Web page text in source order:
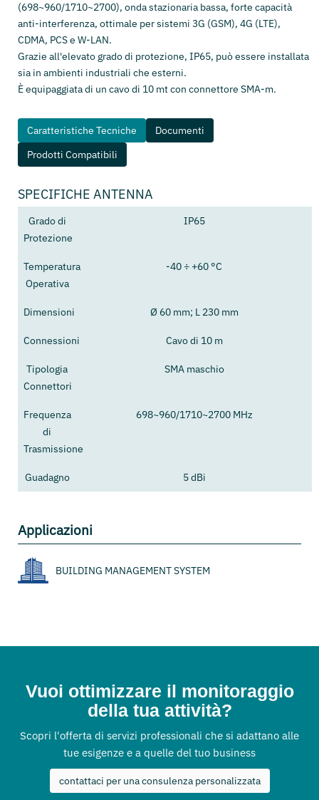
(698~960/1710~2700), onda stazionaria bassa, forte capacità
anti-interferenza, ottimale per sistemi 3G (GSM), 4G (LTE),
CDMA, PCS e W-LAN.
Grazie all'elevato grado di protezione, IP65, può essere installata
sia in ambienti industriali che esterni.
È equipaggiata di un cavo di 10 mt con connettore SMA-m.
Caratteristiche Tecniche
Documenti
Prodotti Compatibili
SPECIFICHE ANTENNA
Grado di
Protezione
IP65
Temperatura
Operativa
-40 ÷ +60 °C
Dimensioni Ø 60 mm; L 230 mm
Connessioni Cavo di 10 m
Tipologia
Connettori
SMA maschio
Frequenza
di
Trasmissione
698~960/1710~2700 MHz
Guadagno 5 dBi
Applicazioni
BUILDING MANAGEMENT SYSTEM
Vuoi ottimizzare il monitoraggio
della tua attività?
Scopri l'offerta di servizi professionali che si adattano alle
tue esigenze e a quelle del tuo business
contattaci per una consulenza personalizzata